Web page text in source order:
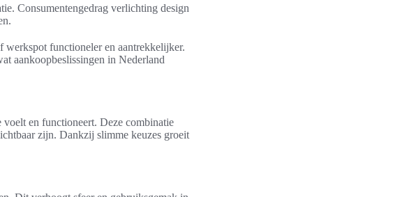
Consumentengedrag verlichting design
werkspot functioneler en aantrekkelijker.
aankoopbeslissingen in Nederland
en functioneert. Deze combinatie
zijn. Dankzij slimme keuzes groeit